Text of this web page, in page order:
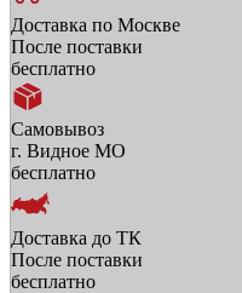
Доставка по Москве
После поставки
бесплатно
Самовывоз
г. Видное МО
бесплатно
Доставка до ТК
После поставки
бесплатно